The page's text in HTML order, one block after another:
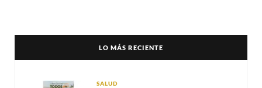
LO MÁS RECIENTE
SALUD